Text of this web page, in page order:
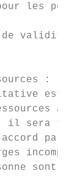
les
:
est
à
il sera
sont